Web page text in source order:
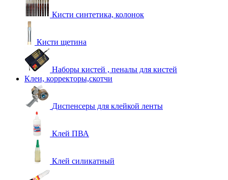
Кисти синтетика, колонок
Кисти щетина
Наборы кистей , пеналы для кистей
Клеи, корректоры,скотчи
Диспенсеры для клейкой ленты
Клей ПВА
Клей силикатный